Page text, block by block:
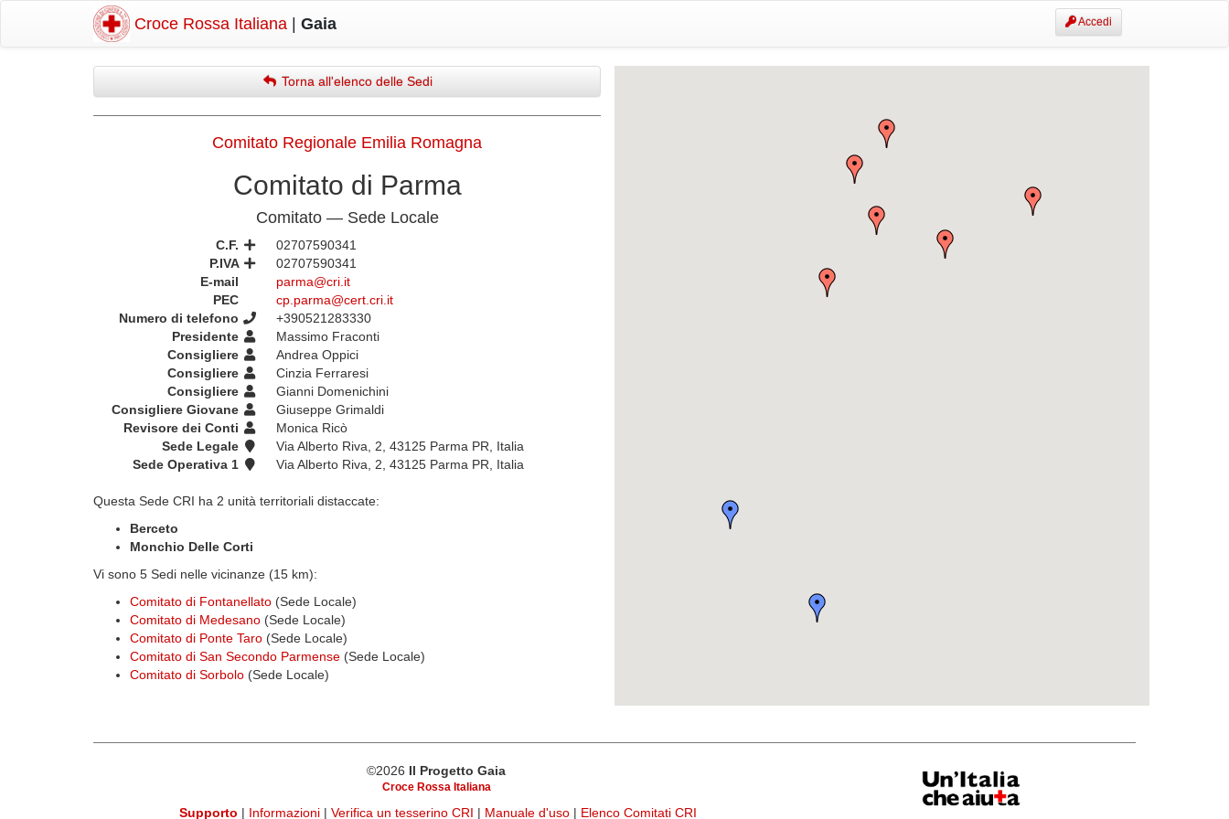
Croce Rossa Italiana Gaia Accedi
Torna all'elenco delle Sedi
Comitato Regionale Emilia Romagna
Comitato di Parma
Comitato — Sede Locale
C.F.
02707590341
P.IVA
02707590341
E-mail
parma@cri.it
PEC
cp.parma@cert.cri.it
Numero di telefono
+390521283330
Presidente
Massimo Fraconti
Consigliere
Andrea Oppici
Consigliere
Cinzia Ferraresi
Consigliere
Gianni Domenichini
Consigliere Giovane
Giuseppe Grimaldi
Revisore dei Conti
Monica Ricò
Sede Legale
Via Alberto Riva, 2, 43125 Parma PR, Italia
Sede Operativa 1
Via Alberto Riva, 2, 43125 Parma PR, Italia
Questa Sede CRI ha 2 unità territoriali distaccate:
Berceto
Monchio Delle Corti
Vi sono 5 Sedi nelle vicinanze (15 km):
Comitato di Fontanellato (Sede Locale)
Comitato di Medesano (Sede Locale)
Comitato di Ponte Taro (Sede Locale)
Comitato di San Secondo Parmense (Sede Locale)
Comitato di Sorbolo (Sede Locale)
©2026 Il Progetto Gaia
Croce Rossa Italiana
Supporto | Informazioni | Verifica un tesserino CRI | Manuale d'uso | Elenco Comitati CRI